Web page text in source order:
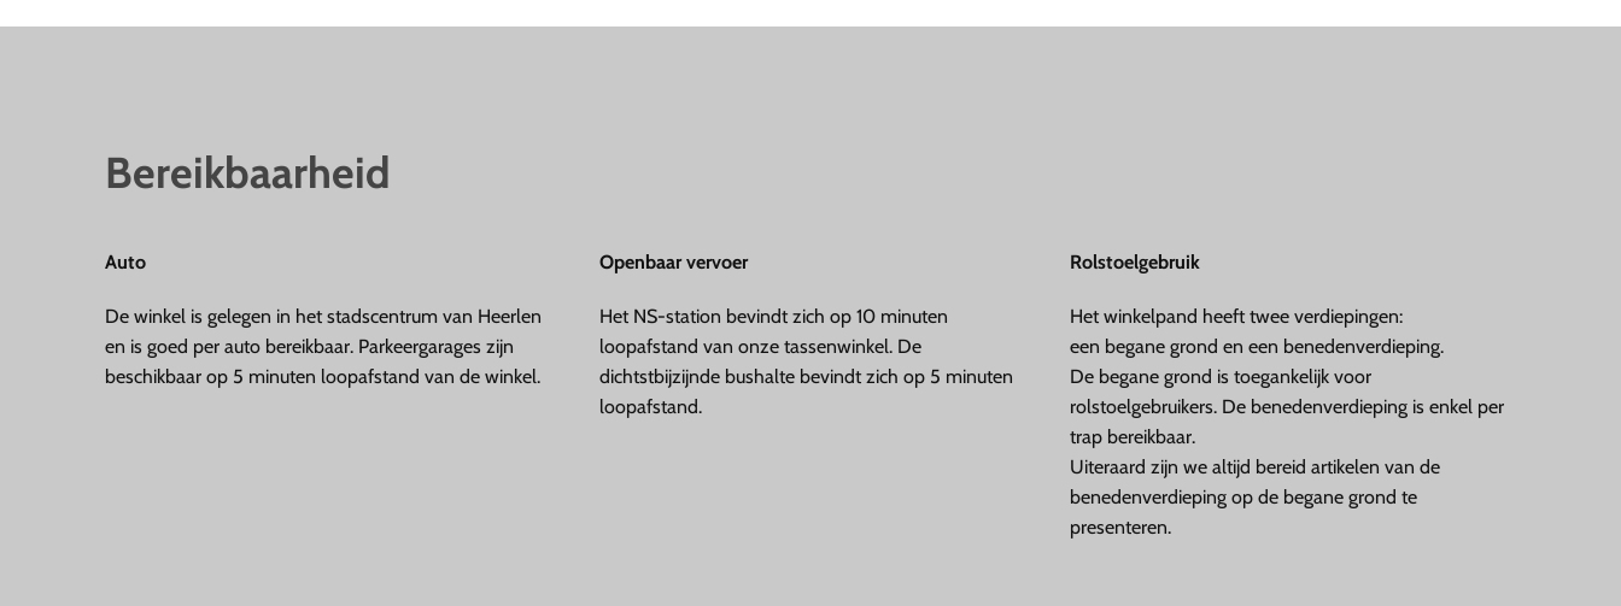
Bereikbaarheid
Auto
De winkel is gelegen in het stadscentrum van Heerlen
en is goed per auto bereikbaar. Parkeergarages zijn
beschikbaar op 5 minuten loopafstand van de winkel.
Openbaar vervoer
Het NS-station bevindt zich op 10 minuten
loopafstand van onze tassenwinkel. De
dichtstbijzijnde bushalte bevindt zich op 5 minuten
loopafstand.
Rolstoelgebruik
Het winkelpand heeft twee verdiepingen:
een begane grond en een benedenverdieping.
De begane grond is toegankelijk voor
rolstoelgebruikers. De benedenverdieping is enkel per
trap bereikbaar.
Uiteraard zijn we altijd bereid artikelen van de
benedenverdieping op de begane grond te
presenteren.